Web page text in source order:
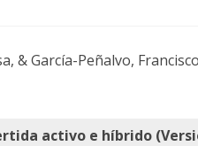
& García-Peñalvo,
activo e híbrido